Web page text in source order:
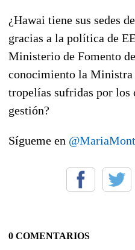
¿Hawai tiene sus sedes
gracias a la política de
Ministerio de Fomento
conocimiento la Ministra
tropelías sufridas por los
gestión?
Sígueme en
0 COMENTARIOS